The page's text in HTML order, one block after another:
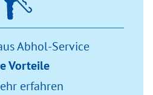
Abhol-Service
Vorteile
erfahren